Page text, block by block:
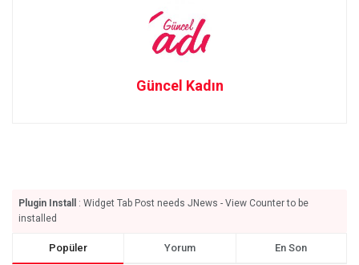
Güncel Kadın
Plugin Install
: Widget Tab Post needs JNews - View Counter to be
installed
Popüler Yorum En Son